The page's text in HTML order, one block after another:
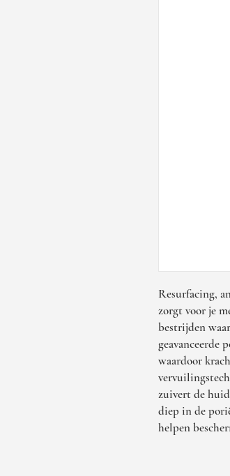
Resurfacing,
zorgt voor je
bestrijden
geavanceerde
waardoor
zuivert de
diep in de
helpen